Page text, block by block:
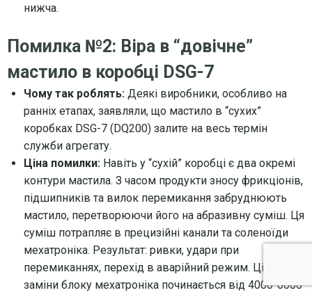
нижча.
Помилка №2: Віра в “довічне”
мастило в коробці DSG-7
Чому так роблять: Деякі виробники, особливо на
ранніх етапах, заявляли, що мастило в “сухих”
коробках DSG-7 (DQ200) залите на весь термін
служби агрегату.
Ціна помилки: Навіть у “сухій” коробці є два окремі
контури мастила. З часом продукти зносу фрикціонів,
підшипників та вилок перемикання забруднюють
мастило, перетворюючи його на абразивну суміш. Ця
суміш потрапляє в прецизійні канали та соленоїди
мехатроніка. Результат: ривки, удари при
перемиканнях, перехід в аварійний режим. Ціна
заміни блоку мехатроніка починається від 4000-6000